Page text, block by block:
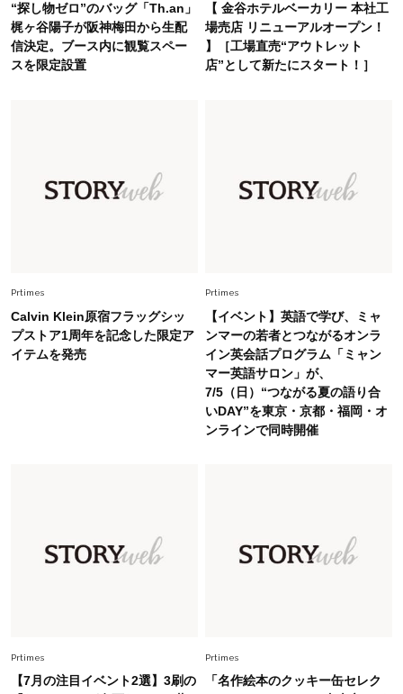
Fashion 2026.6.12
中村ゆりさん「40代になり、やっと“仕事以外の
幸福感”に目が向いた」ライフスタイルも、服も
Fashion 2026.5.29
今、40代の「メガネ＆サングラス」のトレンド
に更新あり！“黒ぶち以外”が新定番に
オシャレ40代の【ワンピ＆オールインワン】最
いめハーフパンツでモードに昇華
“探し物ゼロ”のバッグ「Th.an」
梶ヶ谷陽子が阪神梅田から生配
信決定。ブース内に観覧スペー
スを限定設置
【 金谷ホテルベーカリー 本社工
場売店 リニューアルオープン！
】［工場直売“アウトレット
店”として新たにスタート！］
Prtimes
Calvin Klein原宿フラッグシッ
プストア1周年を記念した限定ア
イテムを発売
Prtimes
【イベント】英語で学び、ミャ
ンマーの若者とつながるオンラ
イン英会話プログラム「ミャン
マー英語サロン」が、
7/5（日）“つながる夏の語り合
いDAY”を東京・京都・福岡・オ
ンラインで同時開催
Prtimes
【7月の注目イベント2選】3刷の
Prtimes
「名作絵本のクッキー缶セレク